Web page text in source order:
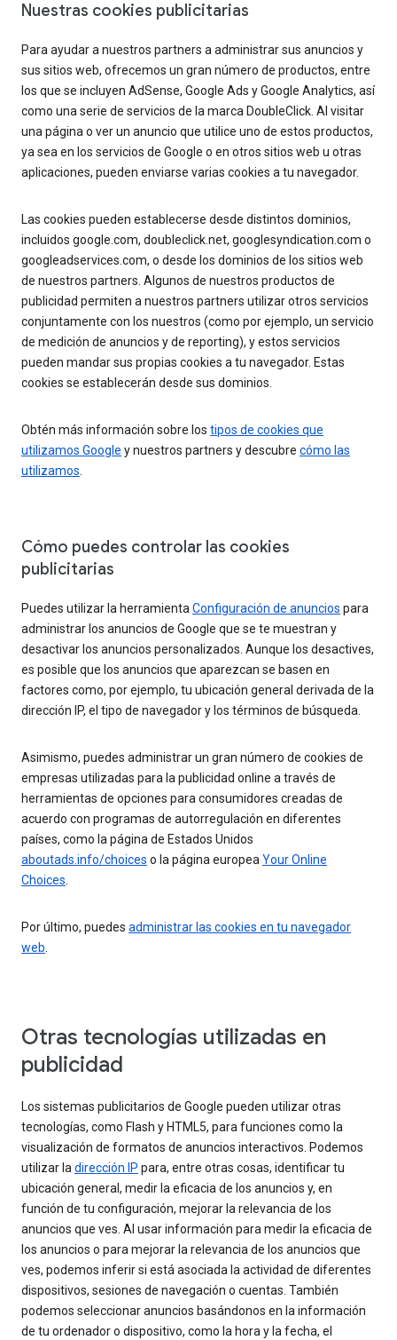
Nuestras cookies publicitarias
Para ayudar a nuestros partners a administrar sus anuncios y
sus sitios web, ofrecemos un gran número de productos, entre
los que se incluyen AdSense, Google Ads y Google Analytics, así
como una serie de servicios de la marca DoubleClick. Al visitar
una página o ver un anuncio que utilice uno de estos productos,
ya sea en los servicios de Google o en otros sitios web u otras
aplicaciones, pueden enviarse varias cookies a tu navegador.
Las cookies pueden establecerse desde distintos dominios,
incluidos google.com, doubleclick.net, googlesyndication.com o
googleadservices.com, o desde los dominios de los sitios web
de nuestros partners. Algunos de nuestros productos de
publicidad permiten a nuestros partners utilizar otros servicios
conjuntamente con los nuestros (como por ejemplo, un servicio
de medición de anuncios y de reporting), y estos servicios
pueden mandar sus propias cookies a tu navegador. Estas
cookies se establecerán desde sus dominios.
Obtén más información sobre los tipos de cookies que
utilizamos Google y nuestros partners y descubre cómo las
utilizamos.
Cómo puedes controlar las cookies
publicitarias
Puedes utilizar la herramientaConfiguración de anuncios para
administrar los anuncios de Google que se te muestran y
desactivar los anuncios personalizados. Aunque los desactives,
es posible que los anuncios que aparezcan se basen en
factores como, por ejemplo, tu ubicación general derivada de la
dirección IP, el tipo de navegador y los términos de búsqueda.
Asimismo, puedes administrar un gran número de cookies de
empresas utilizadas para la publicidad online a través de
herramientas de opciones para consumidores creadas de
acuerdo con programas de autorregulación en diferentes
países, como la página de Estados Unidos
aboutads.info/choices o la página europeaYour Online
Choices.
Por último, puedes administrar las cookies en tu navegador
web.
Otras tecnologías utilizadas en
publicidad
Los sistemas publicitarios de Google pueden utilizar otras
tecnologías, como Flash y HTML5, para funciones como la
visualización de formatos de anuncios interactivos. Podemos
utilizar ladirección IP para, entre otras cosas, identificar tu
ubicación general, medir la eficacia de los anuncios y, en
función de tu configuración, mejorar la relevancia de los
anuncios que ves. Al usar información para medir la eficacia de
los anuncios o para mejorar la relevancia de los anuncios que
ves, podemos inferir si está asociada la actividad de diferentes
dispositivos, sesiones de navegación o cuentas. También
podemos seleccionar anuncios basándonos en la información
de tu ordenador o dispositivo, como la hora y la fecha, el